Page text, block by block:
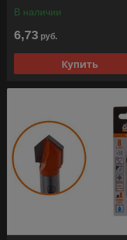
В наличии
6,73 руб.
Купить